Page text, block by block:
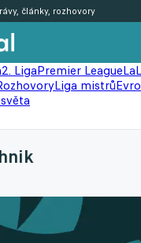
2. LigaPremier League
Liga mistrů
články, rozhovory